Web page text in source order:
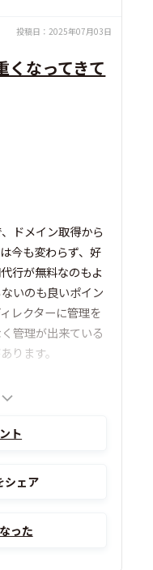
投稿日： 2025年07月03日
くなってきて
ドメイン取得から
今も変わらず、好
行が無料なのもよ
いのも良いポイン
レクターに管理を
管理が出来ている
ります。
ト
シェア
った